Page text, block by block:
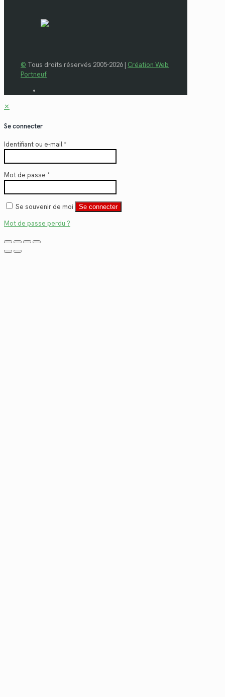
© Tous droits réservés 2005-2026 | Création Web
Portneuf
✕
Se connecter
Identifiant ou e-mail*
Mot de passe *
Se souvenir de moi Se connecter
Mot de passe perdu ?